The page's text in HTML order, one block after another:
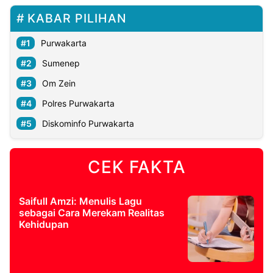
KABAR PILIHAN
Purwakarta
Sumenep
Om Zein
Polres Purwakarta
Diskominfo Purwakarta
CEK FAKTA
Saifull Amzi: Menulis Lagu
sebagai Cara Merekam Realitas
Kehidupan